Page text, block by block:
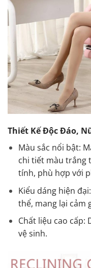
Thiết Kế Độc Đáo,
Màu sắc nổi bật:
chi tiết màu trắng
tính, phù hợp với
Kiểu dáng hiện
thể, mang lại cảm
Chất liệu cao cấp:
vệ sinh.